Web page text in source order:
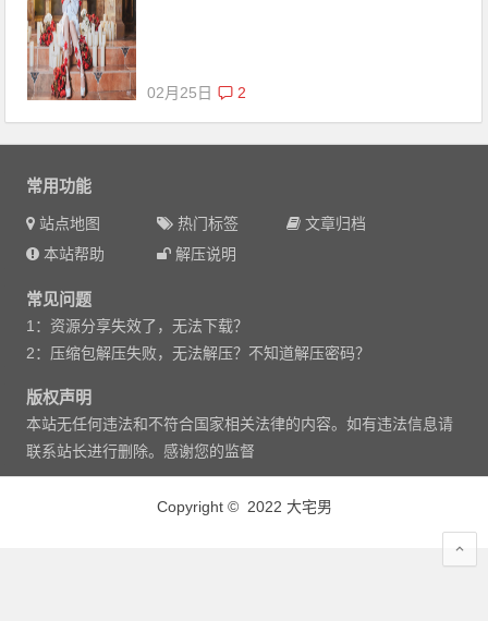
02月25日 2
常用功能
站点地图 热门标签
文章归档
本站帮助
解压说明
常见问题
1：资源分享失效了，无法下载？
2：压缩包解压失败，无法解压？不知道解压密码？
版权声明
本站无任何违法和不符合国家相关法律的内容。如有违法信息请
联系站长进行删除。感谢您的监督
Copyright © 2022 大宅男